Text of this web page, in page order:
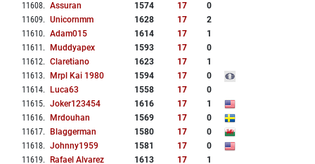
11608. Assuran 1574 17
0
11609. Unicornmm 1628 17
2
11610. Adam015 1614 17
1
11611 . Muddyapex 1593 17
0
11612. Claretiano 1623 17
1
11613. Mrpl Kai 1980 1594 17
0
11614. Luca63 1558 17
0
11615. Joker123454 1616 17
1
11616. Mrdouhan 1569 17
0
11617. Blaggerman 1580 17
0
11618. Johnny1959 1581 17
0
11619. Rafael Alvarez 1613 17
1